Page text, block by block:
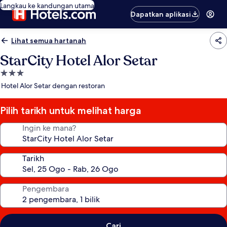
Langkau ke kandungan utama
Dapatkan aplikasi
Lihat semua hartanah
StarCity Hotel Alor Setar
Hartanah
3.0
Hotel Alor Setar dengan restoran
Pilih tarikh untuk melihat harga
Ingin ke mana?
Tarikh
Pengembara